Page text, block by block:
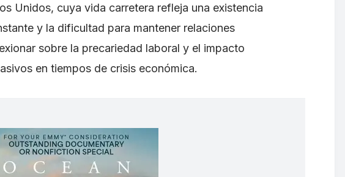
Unidos, cuya vida carretera refleja una existencia
y la dificultad para mantener relaciones
sobre la precariedad laboral y el impacto
en tiempos de crisis económica.